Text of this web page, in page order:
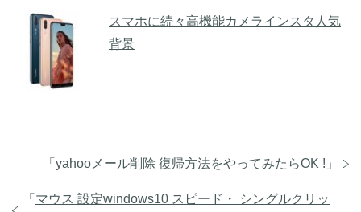
スマホに続々高機能カメラインスタ人気
背景
「 yahooメール削除 復帰方法をやってみたらOK ! 」
「 マウス 設定windows10 スピード・ シングルクリッ